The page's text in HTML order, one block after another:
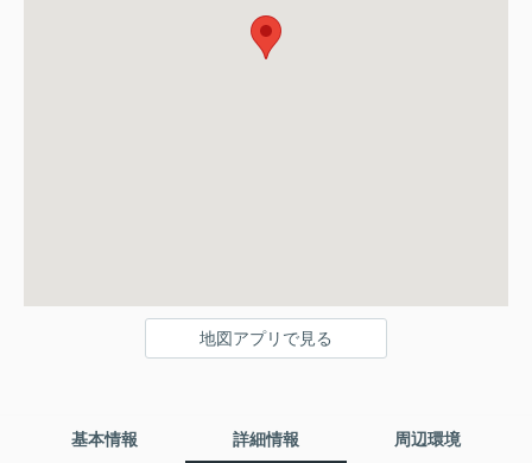
地図アプリで見る
基本情報 詳細情報 周辺環境